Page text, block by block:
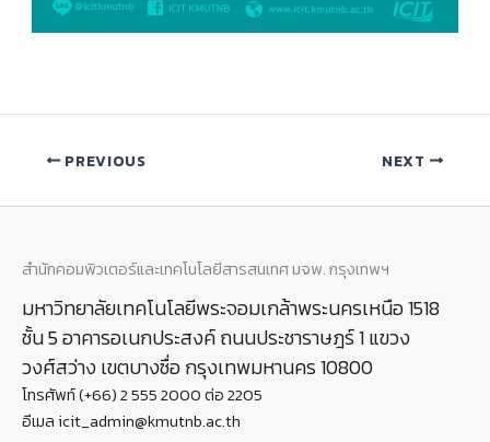
PREVIOUS NEXT
สำนักคอมพิวเตอร์และเทคโนโลยีสารสนเทศ มจพ. กรุงเทพฯ
มหาวิทยาลัยเทคโนโลยีพระจอมเกล้าพระนครเหนือ 1518
ชั้น 5 อาคารอเนกประสงค์ ถนนประชาราษฎร์ 1 แขวง
วงศ์สว่าง เขตบางซื่อ กรุงเทพมหานคร 10800
โทรศัพท์ (+66) 2 555 2000 ต่อ 2205
อีเมล icit_admin@kmutnb.ac.th